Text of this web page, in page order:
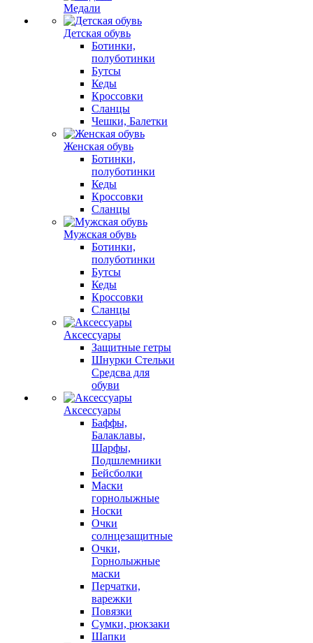
Медали
Детская обувь
Ботинки,
полуботинки
Бутсы
Кеды
Кроссовки
Сланцы
Чешки, Балетки
Женская обувь
Ботинки,
полуботинки
Кеды
Кроссовки
Сланцы
Мужская обувь
Ботинки,
полуботинки
Бутсы
Кеды
Кроссовки
Сланцы
Аксессуары
Защитные гетры
Шнурки Стельки
Средсва для
обуви
Аксессуары
Баффы,
Балаклавы,
Шарфы,
Подшлемники
Бейсболки
Маски
горнолыжные
Носки
Очки
солнцезащитные
Очки,
Горнолыжные
маски
Перчатки,
варежки
Повязки
Сумки, рюкзаки
Шапки